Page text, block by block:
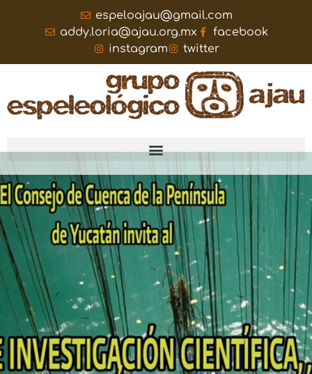
espeloajau@gmail.com
addy.loria@ajau.org.mx
facebook
instagram
twitter